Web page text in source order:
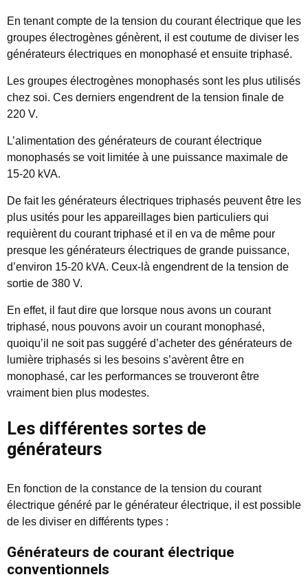
En tenant compte de la tension du courant électrique que les
groupes électrogènes génèrent, il est coutume de diviser les
générateurs électriques en monophasé et ensuite triphasé.
Les groupes électrogènes monophasés sont les plus utilisés
chez soi. Ces derniers engendrent de la tension finale de
220 V.
L’alimentation des générateurs de courant électrique
monophasés se voit limitée à une puissance maximale de
15-20 kVA.
De fait les générateurs électriques triphasés peuvent être les
plus usités pour les appareillages bien particuliers qui
requièrent du courant triphasé et il en va de même pour
presque les générateurs électriques de grande puissance,
d’environ 15-20 kVA. Ceux-là engendrent de la tension de
sortie de 380 V.
En effet, il faut dire que lorsque nous avons un courant
triphasé, nous pouvons avoir un courant monophasé,
quoiqu’il ne soit pas suggéré d’acheter des générateurs de
lumière triphasés si les besoins s’avèrent être en
monophasé, car les performances se trouveront être
vraiment bien plus modestes.
Les différentes sortes de
générateurs
En fonction de la constance de la tension du courant
électrique généré par le générateur électrique, il est possible
de les diviser en différents types :
Générateurs de courant électrique
conventionnels